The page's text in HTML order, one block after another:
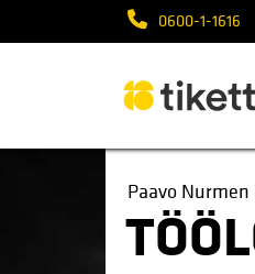
0600-1-1616
Paavo Nurmen